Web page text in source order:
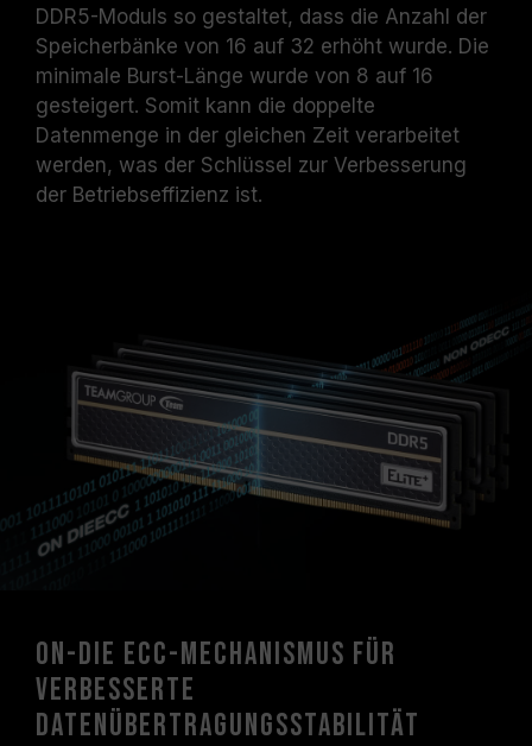
DDR5-Moduls so gestaltet, dass die Anzahl der
Speicherbänke von 16 auf 32 erhöht wurde. Die
minimale Burst-Länge wurde von 8 auf 16
gesteigert. Somit kann die doppelte
Datenmenge in der gleichen Zeit verarbeitet
werden, was der Schlüssel zur Verbesserung
der Betriebseffizienz ist.
On-Die ECC-Mechanismus für
verbesserte
Datenübertragungsstabilität